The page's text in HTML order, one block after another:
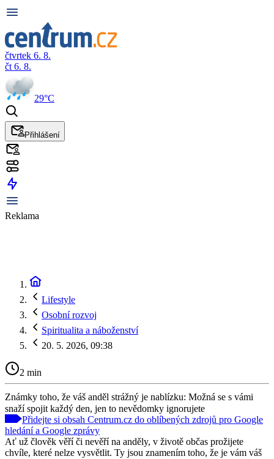
čtvrtek 6. 8.
čt 6. 8.
29°C
Přihlášení
Reklama
Lifestyle
Osobní rozvoj
Spiritualita a náboženství
20. 5. 2026, 09:38
2 min
Známky toho, že váš anděl strážný je nablízku: Možná se s vámi
snaží spojit každý den, jen to nevědomky ignorujete
Přidejte si obsah Centrum.cz do oblíbených zdrojů pro Google
hledání a Google zprávy
Ať už člověk věří či nevěří na anděly, v životě občas prožijete
chvíle, které nelze vysvětlit. Ty jsou znamením toho, že je vám váš